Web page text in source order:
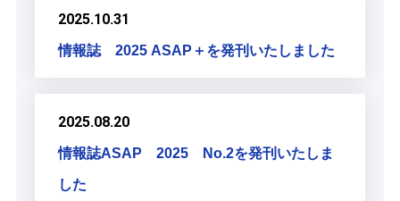
2025.10.31
情報誌 2025 ASAP＋を発刊いたしました
2025.08.20
情報誌ASAP 2025 No.2を発刊いたしま
した